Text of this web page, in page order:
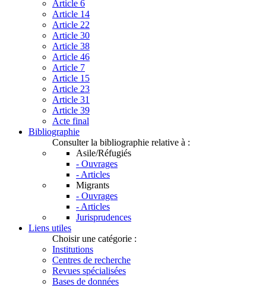
Article 6
Article 14
Article 22
Article 30
Article 38
Article 46
Article 7
Article 15
Article 23
Article 31
Article 39
Acte final
Bibliographie
Consulter la bibliographie relative à :
Asile/Réfugiés
- Ouvrages
- Articles
Migrants
- Ouvrages
- Articles
Jurisprudences
Liens utiles
Choisir une catégorie :
Institutions
Centres de recherche
Revues spécialisées
Bases de données